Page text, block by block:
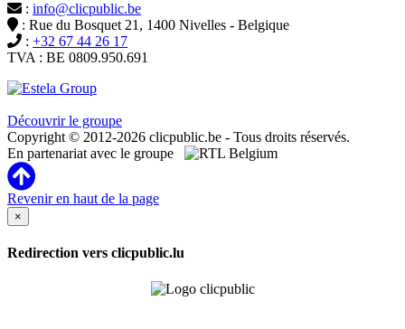
: info@clicpublic.be
: Rue du Bosquet 21, 1400 Nivelles - Belgique
: +32 67 44 26 17
TVA : BE 0809.950.691
Découvrir le groupe
Copyright © 2012-2026 clicpublic.be - Tous droits réservés.
En partenariat avec le groupe
Revenir en haut de la page
×
Redirection vers clicpublic.lu